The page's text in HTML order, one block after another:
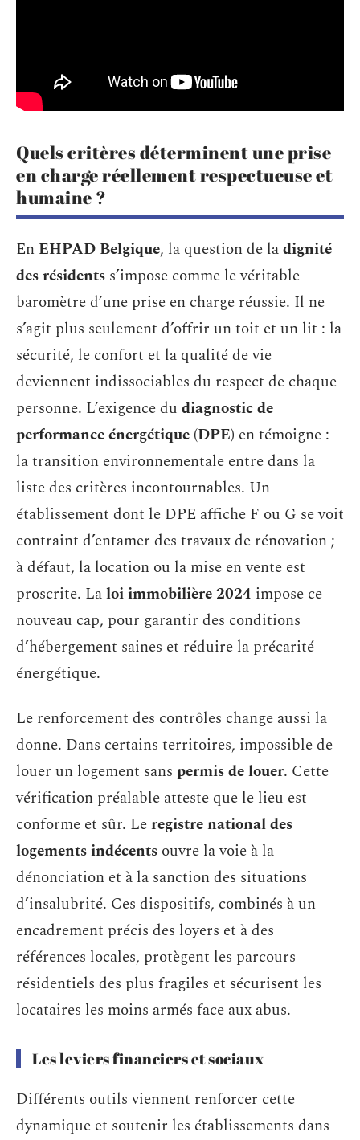
Quels critères déterminent une prise
en charge réellement respectueuse et
humaine ?
En EHPAD Belgique, la question de ladignité
des résidents s’impose comme le véritable
baromètre d’une prise en charge réussie. Il ne
s’agit plus seulement d’offrir un toit et un lit : la
sécurité, le confort et la qualité de vie
deviennent indissociables du respect de chaque
personne. L’exigence du diagnostic de
performance énergétique (DPE) en témoigne :
la transition environnementale entre dans la
liste des critères incontournables. Un
établissement dont le DPE affiche F ou G se voit
contraint d’entamer des travaux de rénovation ;
à défaut, la location ou la mise en vente est
proscrite. Laloi immobilière 2024 impose ce
nouveau cap, pour garantir des conditions
d’hébergement saines et réduire la précarité
énergétique.
Le renforcement des contrôles change aussi la
donne. Dans certains territoires, impossible de
louer un logement sans permis de louer. Cette
vérification préalable atteste que le lieu est
conforme et sûr. Leregistre national des
logements indécents ouvre la voie à la
dénonciation et à la sanction des situations
d’insalubrité. Ces dispositifs, combinés à un
encadrement précis des loyers et à des
références locales, protègent les parcours
résidentiels des plus fragiles et sécurisent les
locataires les moins armés face aux abus.
Les leviers financiers et sociaux
Différents outils viennent renforcer cette
dynamique et soutenir les établissements dans